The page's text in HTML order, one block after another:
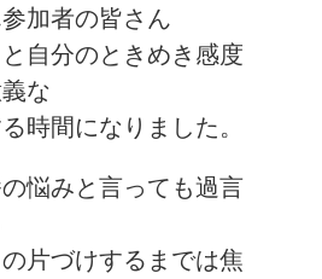
加者の皆さん
自分のときめき感度
な
時間になりました。
悩みと言っても過言
片づけするまでは焦